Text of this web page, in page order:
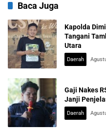
Baca Juga
Kapolda
Tangani
Utara
Daerah
Gaji Nakes
Janji
Daerah